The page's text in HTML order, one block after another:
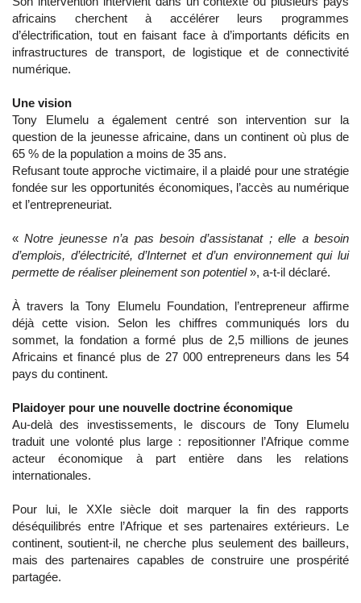
africains cherchent à accélérer leurs programmes
d’électrification, tout en faisant face à d’importants déficits en
infrastructures de transport, de logistique et de connectivité
numérique.
Une vision
Tony Elumelu a également centré son intervention sur la
question de la jeunesse africaine, dans un continent où plus de
65 % de la population a moins de 35 ans.
Refusant toute approche victimaire, il a plaidé pour une stratégie
fondée sur les opportunités économiques, l’accès au numérique
et l’entrepreneuriat.
«Notre jeunesse n’a pas besoin d’assistanat ; elle a besoin
d’emplois, d’électricité, d’Internet et d’un environnement qui lui
permette de réaliser pleinement son potentiel», a-t-il déclaré.
À travers la Tony Elumelu Foundation, l’entrepreneur affirme
déjà cette vision. Selon les chiffres communiqués lors du
sommet, la fondation a formé plus de 2,5 millions de jeunes
Africains et financé plus de 27 000 entrepreneurs dans les 54
pays du continent.
Plaidoyer pour une nouvelle doctrine économique
Au-delà des investissements, le discours de Tony Elumelu
traduit une volonté plus large : repositionner l’Afrique comme
acteur économique à part entière dans les relations
internationales.
Pour lui, le XXIe siècle doit marquer la fin des rapports
déséquilibrés entre l’Afrique et ses partenaires extérieurs. Le
continent, soutient-il, ne cherche plus seulement des bailleurs,
mais des partenaires capables de construire une prospérité
partagée.